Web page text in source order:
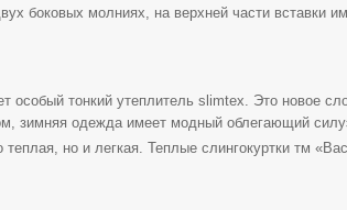
боковых молниях, на верхней части
особый тонкий утеплитель slimtex. Это новое
зимняя одежда имеет модный облегающий
теплая, но и легкая. Теплые слингокуртки тм